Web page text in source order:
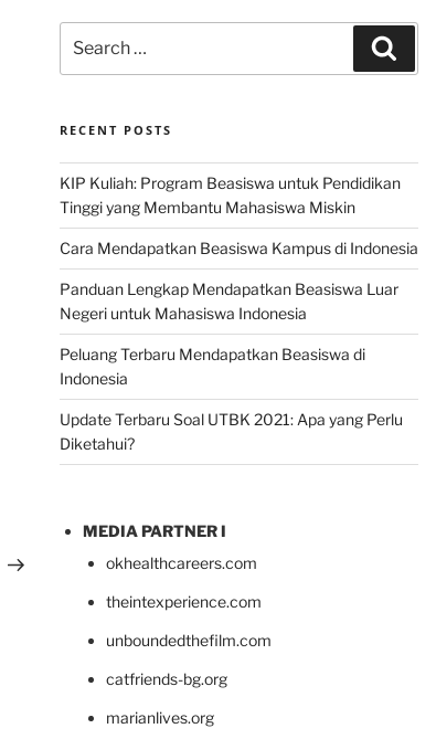
for:
RECENT POSTS
KIP Kuliah: Program Beasiswa untuk Pendidikan
Tinggi yang Membantu Mahasiswa Miskin
Cara Mendapatkan Beasiswa Kampus di Indonesia
Panduan Lengkap Mendapatkan Beasiswa Luar
Negeri untuk Mahasiswa Indonesia
Peluang Terbaru Mendapatkan Beasiswa di
Indonesia
Update Terbaru Soal UTBK 2021: Apa yang Perlu
Diketahui?
MEDIA PARTNER I
okhealthcareers.com
theintexperience.com
unboundedthefilm.com
catfriends-bg.org
marianlives.org